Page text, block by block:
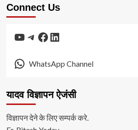
Connect Us
YouTube
Telegram
Facebook
LinkedIn
WhatsApp Channel
यादव विज्ञापन ऐजंसी
विज्ञापन देने के लिए सम्पर्क करे.